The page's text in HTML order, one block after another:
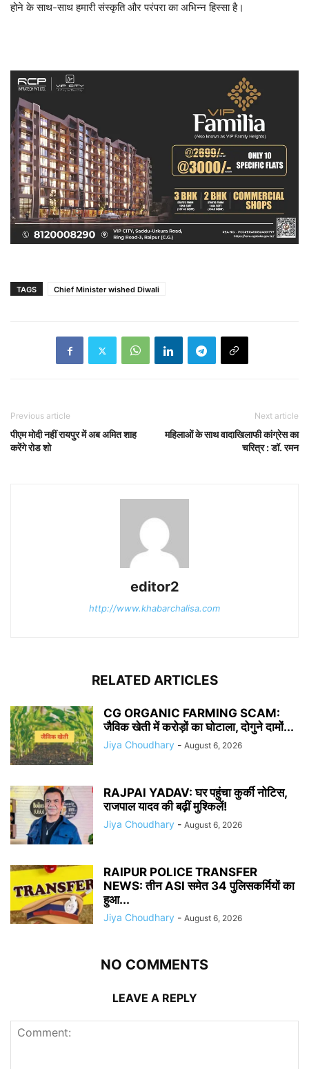
होने के साथ-साथ हमारी संस्कृति और परंपरा का अभिन्न हिस्सा है।
TAGS Chief Minister wished Diwali
Previous article
पीएम मोदी नहीं रायपुर में अब अमित शाह
करेंगे रोड शो
Next article
महिलाओं के साथ वादाखिलाफी कांग्रेस का
चरित्र : डॉ. रमन
editor2
http://www.khabarchalisa.com
RELATED ARTICLES
CG ORGANIC FARMING SCAM:
जैविक खेती में करोड़ों का घोटाला, दोगुने दामों...
Jiya Choudhary - August 6, 2026
RAJPAl YADAV: घर पहुंचा कुर्की नोटिस,
राजपाल यादव की बढ़ीं मुश्किलें!
Jiya Choudhary - August 6, 2026
RAIPUR POLICE TRANSFER
NEWS: तीन ASI समेत 34 पुलिसकर्मियों का
हुआ...
Jiya Choudhary - August 6, 2026
NO COMMENTS
LEAVE A REPLY